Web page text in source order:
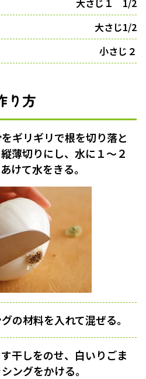
大さじ１ 1/2
大さじ1/2
小さじ２
り方
ギリギリで根を切り落と
薄切りにし、水に１〜２
けて水をきる。
の材料を入れて混ぜる。
干しをのせ、白いりごま
ングをかける。